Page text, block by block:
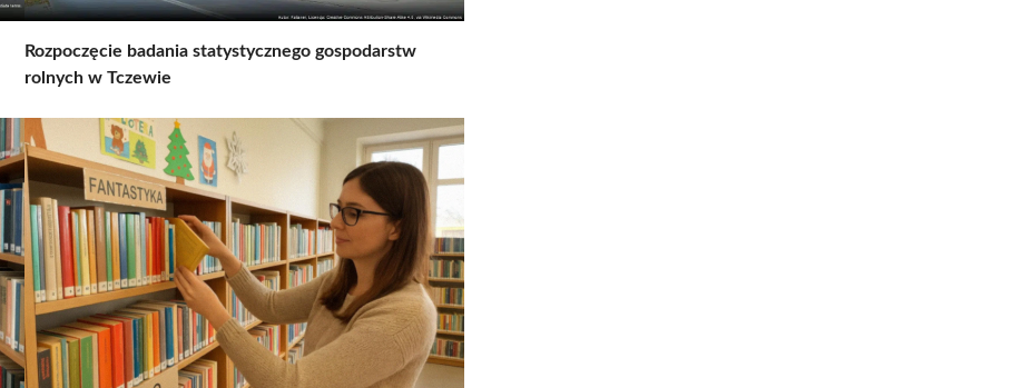
Rozpoczęcie badania statystycznego gospodarstw
rolnych w Tczewie